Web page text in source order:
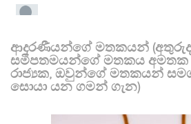
ආදරණීයන්ගේ මතකයන්
සමීපතමයන්ගේ මතකය
රාජ්‍යක, ඔවුන්ගේ මතකයන්
සොයා යන ගමන් ගැන)